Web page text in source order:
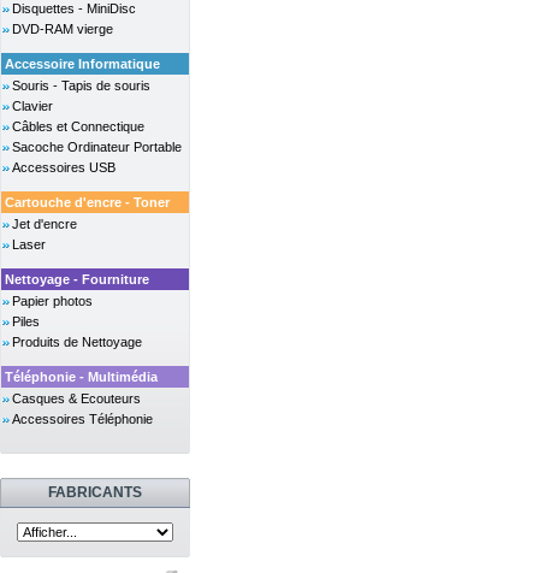
Disquettes - MiniDisc
DVD-RAM vierge
Accessoire Informatique
Souris - Tapis de souris
Clavier
Câbles et Connectique
Sacoche Ordinateur Portable
Accessoires USB
Cartouche d'encre - Toner
Jet d'encre
Laser
Nettoyage - Fourniture
Papier photos
Piles
Produits de Nettoyage
Téléphonie - Multimédia
Casques & Ecouteurs
Accessoires Téléphonie
FABRICANTS